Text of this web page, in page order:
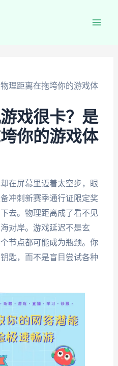
理距离在拖垮你的游戏体
戏很卡？是
你的游戏体
在屏幕里迈着太空步，眼
冲刺新赛季通行证限定奖
去。物理距离成了看不见
对岸。游戏延迟不是玄
节点都可能成为瓶颈。你
匙，而不是盲目尝试各种